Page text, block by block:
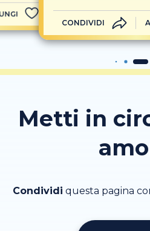
CONDIVIDI
Metti in
Condividi questa pagina